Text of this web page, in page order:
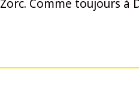
Comme toujours à